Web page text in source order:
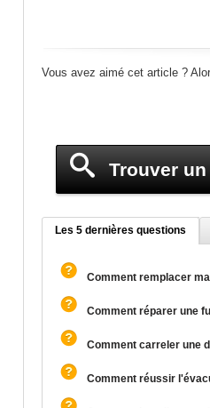
Vous avez aimé cet article ?
Trouver
Les 5 dernières questions
Comment remplacer
Comment réparer une
Comment carreler une
Comment réussir